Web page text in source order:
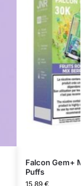
Falcon Gem+
Puffs
15,89 €